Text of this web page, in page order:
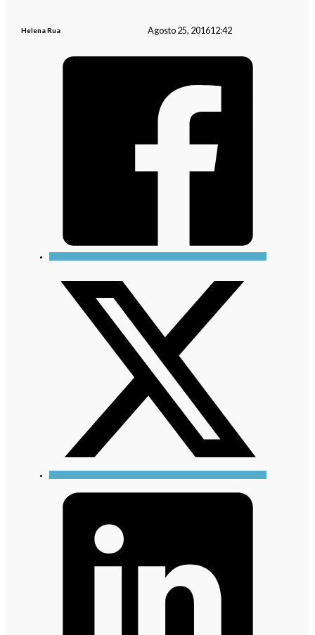
Helena Rua Agosto 25, 201612:42